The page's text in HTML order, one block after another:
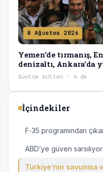
8 Ağustos 2026
Yemen'de tırmanış,
denizaltı, Ankara'da
Günlük bülten · 4 dk
İçindekiler
F‑35 programından
ABD’ye güven
Türkiye’nin savunma